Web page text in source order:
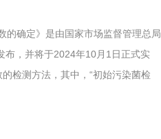
的确定》是由国家市场监督管理总局
布，并将于2024年10月1日正式实
检测方法，其中，“初始污染菌检